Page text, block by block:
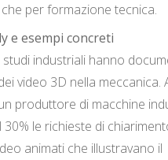
per formazione tecnica.
e esempi concreti
industriali hanno
video 3D nella meccanica.
produttore di macchine
le richieste di
animati che illustravano il